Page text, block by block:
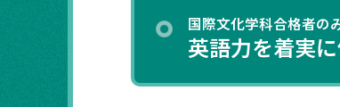
国際文化学科合格者の
英語力を着実